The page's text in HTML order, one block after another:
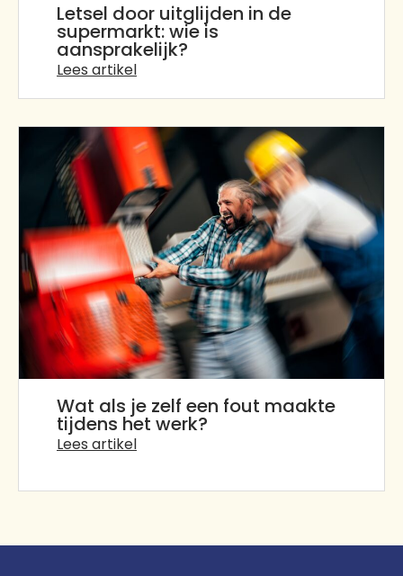
Letsel door uitglijden in de
supermarkt: wie is
aansprakelijk?
Lees artikel
Wat als je zelf een fout maakte
tijdens het werk?
Lees artikel